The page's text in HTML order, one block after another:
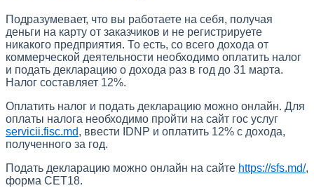
Подразумевает, что вы работаете на себя, получая
деньги на карту от заказчиков и не регистрируете
никакого предприятия. То есть, со всего дохода от
коммерческой деятельности необходимо оплатить налог
и подать декларацию о дохода раз в год до 31 марта.
Налог составляет 12%.
Оплатить налог и подать декларацию можно онлайн. Для
оплаты налога необходимо пройти на сайт гос услуг
servicii.fisc.md, ввести IDNP и оплатить 12% с дохода,
полученного за год.
Подать декларацию можно онлайн на сайте https://sfs.md/,
форма CET18.